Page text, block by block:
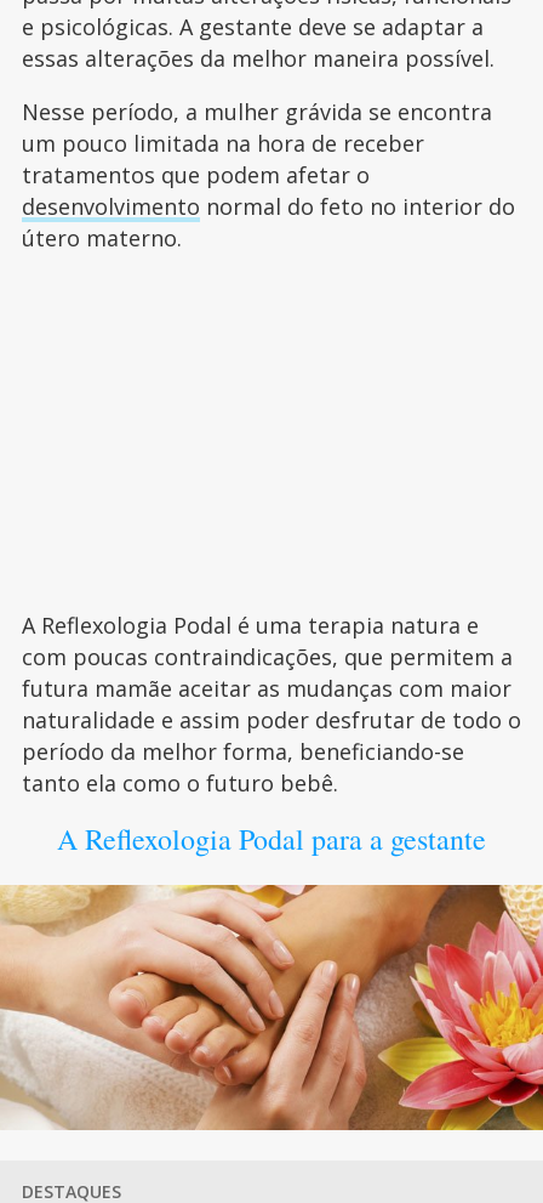
e psicológicas. A gestante deve se adaptar a
essas alterações da melhor maneira possível.
Nesse período, a mulher grávida se encontra
um pouco limitada na hora de receber
tratamentos que podem afetar o
desenvolvimento normal do feto no interior do
útero materno.
A Reflexologia Podal é uma terapia natura e
com poucas contraindicações, que permitem a
futura mamãe aceitar as mudanças com maior
naturalidade e assim poder desfrutar de todo o
período da melhor forma, beneficiando-se
tanto ela como o futuro bebê.
A Reflexologia Podal para a gestante
DESTAQUES